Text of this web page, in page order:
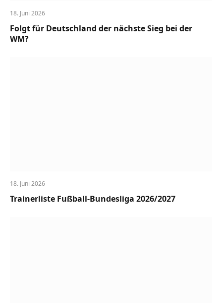
18. Juni 2026
Folgt für Deutschland der nächste Sieg bei der
WM?
18. Juni 2026
Trainerliste Fußball-Bundesliga 2026/2027